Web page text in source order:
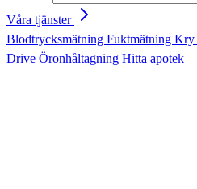
Våra tjänster
Blodtrycksmätning Fuktmätning Kry
Drive Öronhåltagning Hitta apotek